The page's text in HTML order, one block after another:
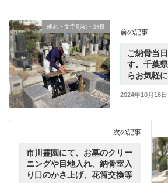
戒名・文字彫刻・納骨
前の記事
ご納骨当
す。千葉
らお気軽
2024年10月16日
次の記事
市川霊園にて、お墓のクリー
ニングや目地入れ、納骨室入
り口のかさ上げ、花筒交換等